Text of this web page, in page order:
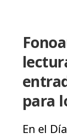
para
En el